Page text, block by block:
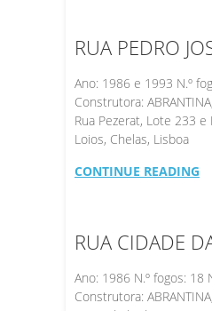
RUA PEDRO
Ano: 1986 e 1993 N.º
Construtora:
Rua Pezerat, Lote 233
Loios, Chelas, Lisboa
CONTINUE READING
RUA CIDADE
Ano: 1986 N.º fogos: 18
Construtora: